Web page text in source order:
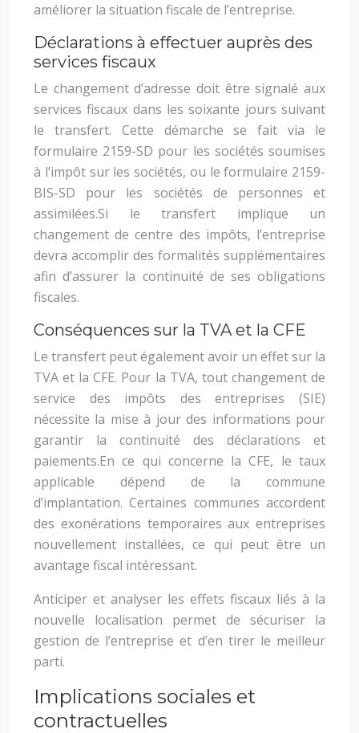
améliorer la situation fiscale de l’entreprise.
Déclarations à effectuer auprès des
services fiscaux
Le changement d’adresse doit être signalé aux
services fiscaux dans les soixante jours suivant
le transfert. Cette démarche se fait via le
formulaire 2159-SD pour les sociétés soumises
à l’impôt sur les sociétés, ou le formulaire 2159-
BIS-SD pour les sociétés de personnes et
assimilées.Si le transfert implique un
changement de centre des impôts, l’entreprise
devra accomplir des formalités supplémentaires
afin d’assurer la continuité de ses obligations
fiscales.
Conséquences sur la TVA et la CFE
Le transfert peut également avoir un effet sur la
TVA et la CFE. Pour la TVA, tout changement de
service des impôts des entreprises (SIE)
nécessite la mise à jour des informations pour
garantir la continuité des déclarations et
paiements.En ce qui concerne la CFE, le taux
applicable dépend de la commune
d’implantation. Certaines communes accordent
des exonérations temporaires aux entreprises
nouvellement installées, ce qui peut être un
avantage fiscal intéressant.
Anticiper et analyser les effets fiscaux liés à la
nouvelle localisation permet de sécuriser la
gestion de l’entreprise et d’en tirer le meilleur
parti.
Implications sociales et
contractuelles